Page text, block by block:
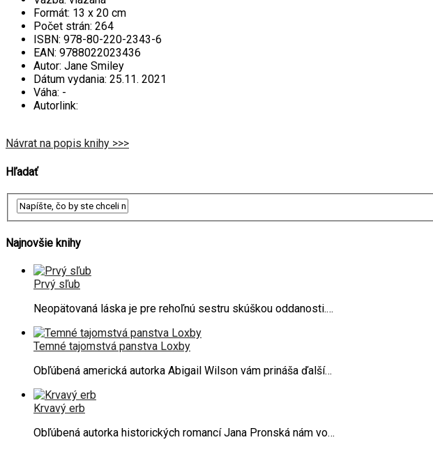
Formát: 13 x 20 cm
Počet strán: 264
ISBN: 978-80-220-2343-6
EAN: 9788022023436
Autor: Jane Smiley
Dátum vydania: 25.11. 2021
Váha: -
Autorlink:
Návrat na popis knihy >>>
Hľadať
Najnovšie knihy
Prvý sľub
Neopätovaná láska je pre rehoľnú sestru skúškou oddanosti.…
Temné tajomstvá panstva Loxby
Obľúbená americká autorka Abigail Wilson vám prináša ďalší…
Krvavý erb
Obľúbená autorka historických romancí Jana Pronská nám vo…